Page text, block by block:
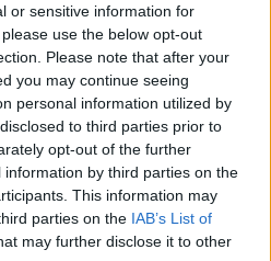
or sensitive information for
use the below opt-out
Please note that after your
you may continue seeing
personal information utilized by
to third parties prior to
opt-out of the further
by third parties on the
This information may
parties on the IAB’s List of
may further disclose it to other
kezdik, melynek elsődleges